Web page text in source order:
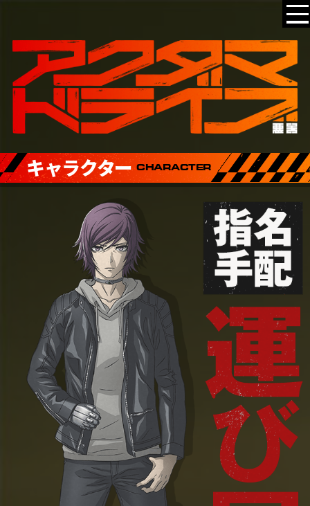
ホーム
オシラセ
オンエア
スタッフ/キャスト
アラスジ
キャラクター
エンバン
オンガク
キャラクター CHARACTER